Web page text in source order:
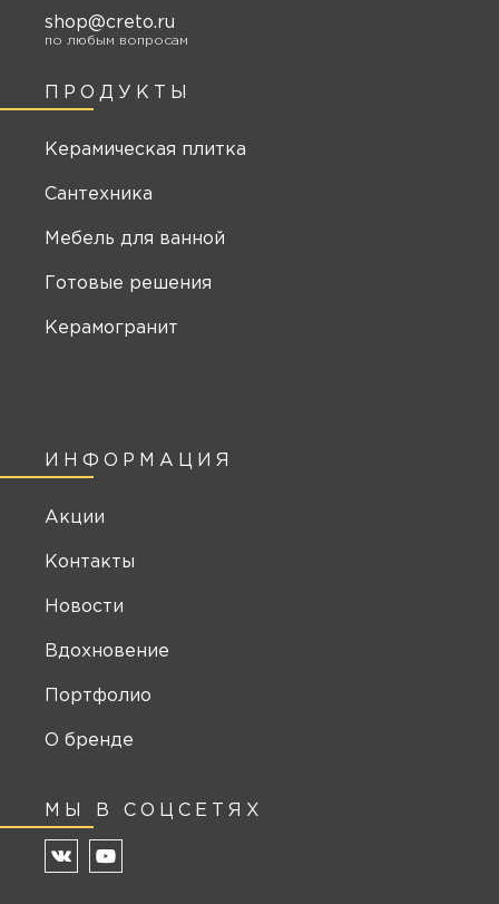
ИНФОРМАЦИЯ
Акции
Контакты
Новости
Вдохновение
Портфолио
О бренде
МЫ В СОЦСЕТЯХ
ПРОДУКТЫ
Керамическая плитка
Сантехника
Мебель для ванной
Готовые решения
Керамогранит
shop@creto.ru
по любым вопросам